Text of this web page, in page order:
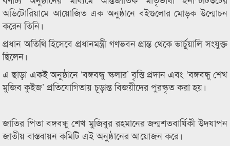
অডিটোরিয়ামে আয়োজিত এক অনুষ্ঠানে বইগুলোর মোড়ক উন্মোচন
করেন তিনি।
প্রধান অতিথি হিসেবে প্রধানমন্ত্রী গণভবন প্রান্ত থেকে ভার্চুয়ালি সংযুক্ত
ছিলেন।
এ ছাড়া একই অনুষ্ঠানে ‘বঙ্গবন্ধু স্কলার’ বৃত্তি প্রদান এবং ‘বঙ্গবন্ধু শেখ
মুজিব কুইজ’ প্রতিযোগিতায় চূড়ান্ত বিজয়ীদের পুরস্কৃত করা হয়।
জাতির পিতা বঙ্গবন্ধু শেখ মুজিবুর রহমানের জন্মশতবার্ষিকী উদযাপন
জাতীয় বাস্তবায়ন কমিটি এই অনুষ্ঠানের আয়োজন করে।